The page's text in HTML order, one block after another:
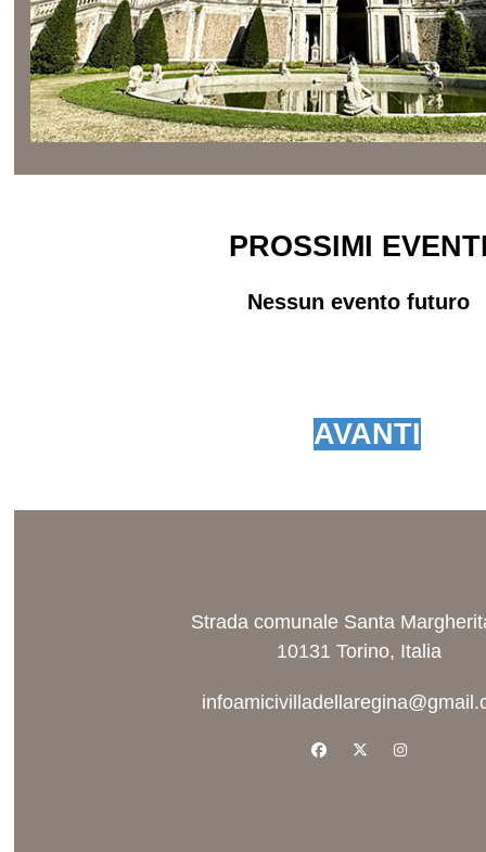
PROSSIMI
Nessun evento futuro
AVANTI
Strada comunale Santa
10131 Torino, Italia
facebookx-twitterinstagram